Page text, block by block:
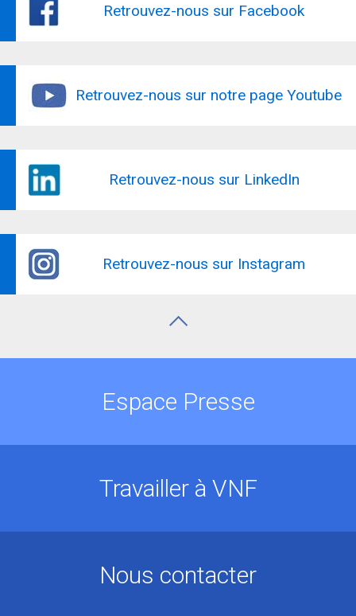
Retrouvez-nous sur Facebook
Retrouvez-nous sur notre page Youtube
Retrouvez-nous sur LinkedIn
Retrouvez-nous sur Instagram
Espace Presse
Travailler à VNF
Nous contacter